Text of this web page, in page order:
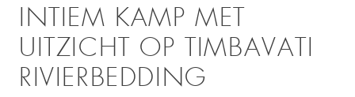
INTIEM KAMP MET
UITZICHT OP TIMBAVATI
RIVIERBEDDING